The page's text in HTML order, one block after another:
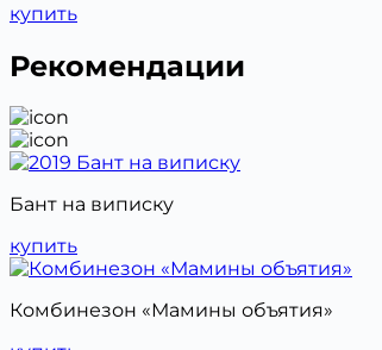
купить
Рекомендации
Бант на виписку
купить
Комбинезон «Мамины объятия»